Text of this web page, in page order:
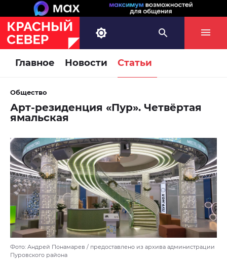
Главное Новости Статьи
Общество
Арт-резиденция «Пур». Четвёртая
ямальская
Фото: Андрей Понамарев / предоставлено из архива администрации
Пуровского района